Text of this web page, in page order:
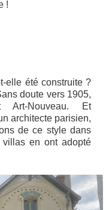
!
elle été construite ?
doute vers 1905,
Art-Nouveau. Et
architecte parisien,
de ce style dans
villas en ont adopté